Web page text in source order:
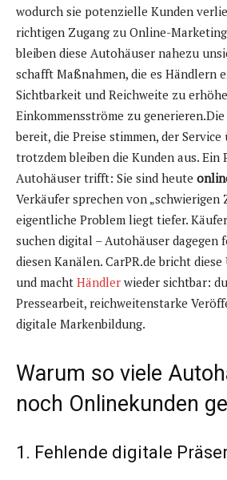
wodurch sie potenzielle Kunden
richtigen Zugang zu Online-
bleiben diese Autohäuser nahezu
schafft Maßnahmen, die es Händlern
Sichtbarkeit und Reichweite zu
Einkommensströme zu
bereit, die Preise stimmen, der
trotzdem bleiben die Kunden aus. Ein
Autohäuser trifft: Sie sind heute
Verkäufer sprechen von „schwierigen
eigentliche Problem liegt tiefer.
suchen digital – Autohäuser dagegen
diesen Kanälen. CarPR.de bricht
und macht Händler wieder sichtbar:
Pressearbeit, reichweitenstarke
digitale Markenbildung.
Warum so viele
noch Onlinekunden
1. Fehlende digitale